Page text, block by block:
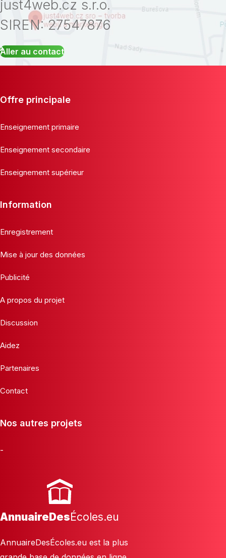
just4web.cz s.r.o.
SIREN: 27547876
Aller au contact
Offre principale
Enseignement primaire
Enseignement secondaire
Enseignement supérieur
Information
Enregistrement
Mise à jour des données
Publicité
A propos du projet
Discussion
Aidez
Partenaires
Contact
Nos autres projets
-
AnnuaireDesÉcoles.eu
AnnuaireDesÉcoles.eu est la plus